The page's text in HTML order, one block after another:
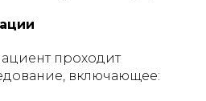
проходит
включающее: